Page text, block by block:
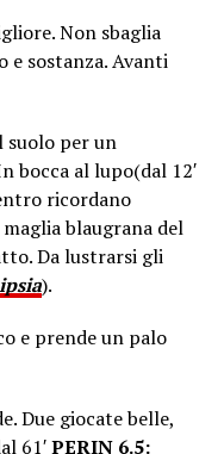
Non sbaglia
e sostanza. Avanti
suolo per un
bocca al lupo(dal 12′
ricordano
blaugrana del
Da lustrarsi gli
).
e prende un palo
Due giocate belle,
61′PERIN 6.5: